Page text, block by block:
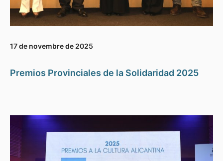
17 de novembre de 2025
Premios Provinciales de la Solidaridad 2025